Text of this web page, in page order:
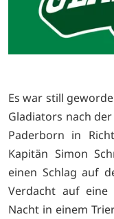
Es war still
Gladiators nach
Paderborn in
Kapitän Simon
einen Schlag auf
Verdacht auf
Nacht in einem